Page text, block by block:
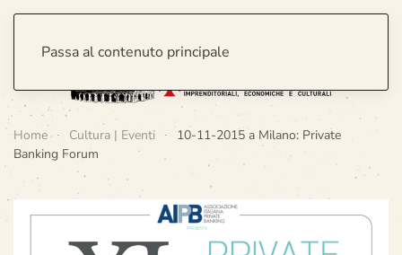
Passa al contenuto principale
Home Cultura | Eventi
10-11-2015 a Milano: Private
Banking Forum